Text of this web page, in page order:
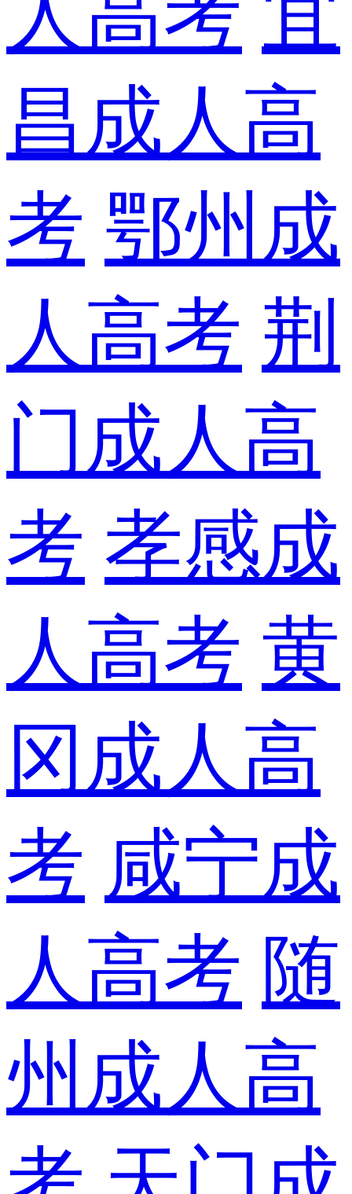
昌成人高
考 鄂州成
人高考 荆
门成人高
考 孝感成
人高考 黄
冈成人高
考 咸宁成
人高考 随
州成人高